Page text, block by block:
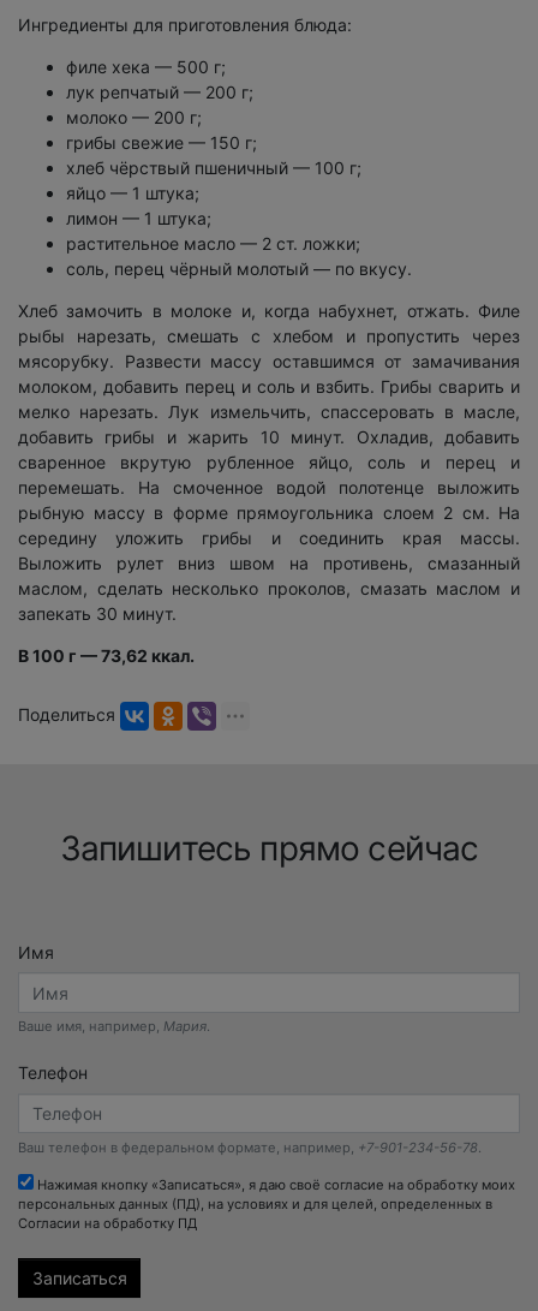
Ингредиенты для приготовления блюда:
филе хека — 500 г;
лук репчатый — 200 г;
молоко — 200 г;
грибы свежие — 150 г;
хлеб чёрствый пшеничный — 100 г;
яйцо — 1 штука;
лимон — 1 штука;
растительное масло — 2 ст. ложки;
соль, перец чёрный молотый — по вкусу.
Хлеб замочить в молоке и, когда набухнет, отжать. Филе
рыбы нарезать, смешать с хлебом и пропустить через
мясорубку. Развести массу оставшимся от замачивания
молоком, добавить перец и соль и взбить. Грибы сварить и
мелко нарезать. Лук измельчить, спассеровать в масле,
добавить грибы и жарить 10 минут. Охладив, добавить
сваренное вкрутую рубленное яйцо, соль и перец и
перемешать. На смоченное водой полотенце выложить
рыбную массу в форме прямоугольника слоем 2 см. На
середину уложить грибы и соединить края массы.
Выложить рулет вниз швом на противень, смазанный
маслом, сделать несколько проколов, смазать маслом и
запекать 30 минут.
В 100 г — 73,62 ккал.
Поделиться
Запишитесь прямо сейчас
Имя
Ваше имя, например, Мария.
Телефон
Ваш телефон в федеральном формате, например, +7-901-234-56-78
Нажимая кнопку «Записаться», я даю своё согласие на обработку моих
персональных данных (ПД), на условиях и для целей, определенных в
Согласии на обработку ПД